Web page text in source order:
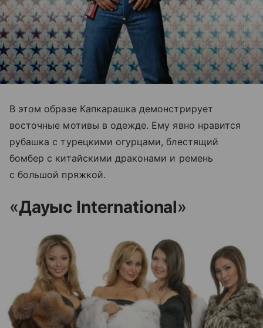
В этом образе Капкарашка демонстрирует
восточные мотивы в одежде. Ему явно нравится
рубашка с турецкими огурцами, блестящий
бомбер с китайскими драконами и ремень
с большой пряжкой.
«Дауыс International»